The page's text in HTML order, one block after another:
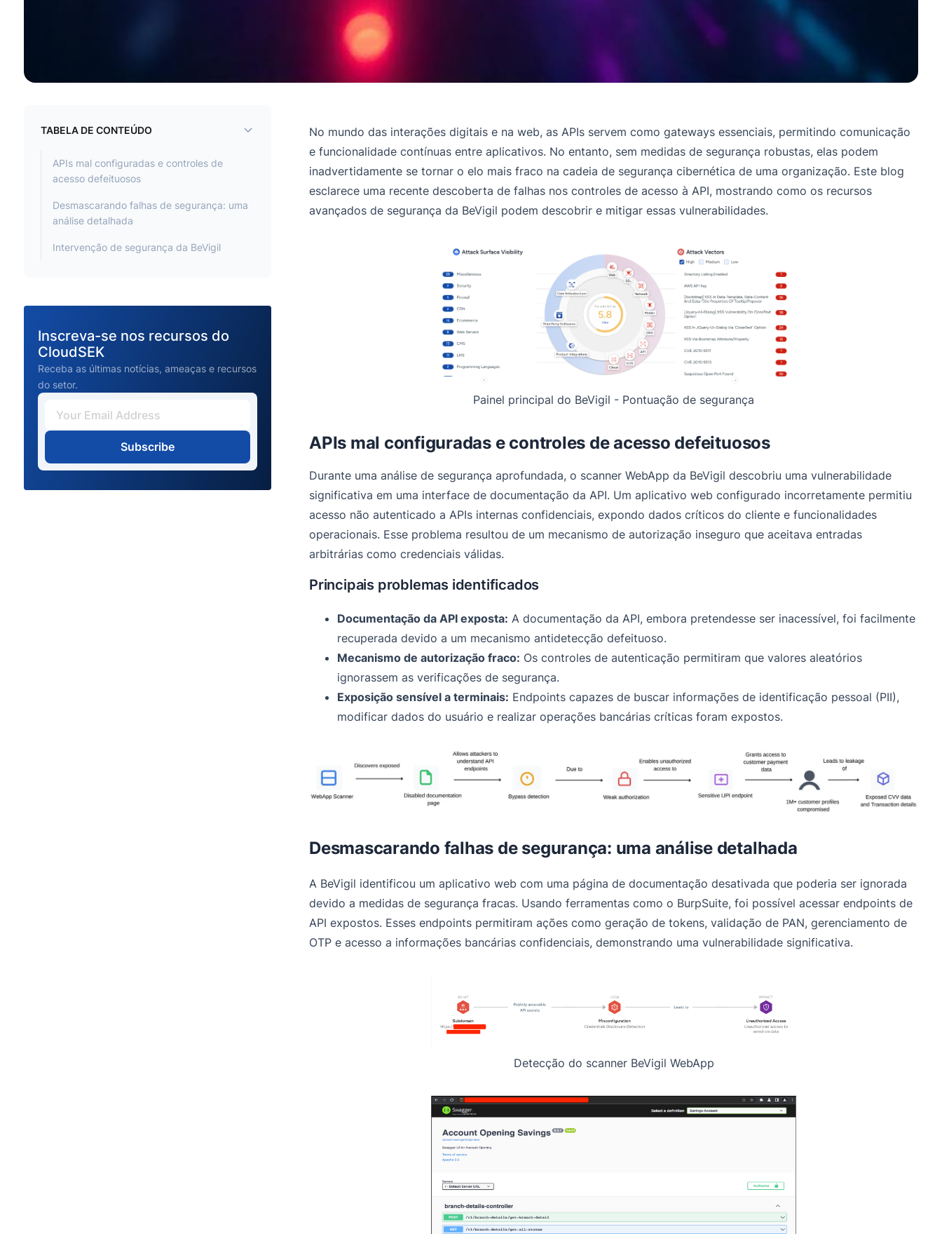
TABELA DE CONTEÚDO
APIs mal configuradas e controles de
acesso defeituosos
Desmascarando falhas de segurança: uma
análise detalhada
Intervenção de segurança da BeVigil
Inscreva-se nos recursos do
CloudSEK
Receba as últimas notícias, ameaças e recursos
do setor.
Subscribe
No mundo das interações digitais e na web, as APIs servem como gateways essenciais, permitindo comunicação
e funcionalidade contínuas entre aplicativos. No entanto, sem medidas de segurança robustas, elas podem
inadvertidamente se tornar o elo mais fraco na cadeia de segurança cibernética de uma organização. Este blog
esclarece uma recente descoberta de falhas nos controles de acesso à API, mostrando como os recursos
avançados de segurança da BeVigil podem descobrir e mitigar essas vulnerabilidades.
Painel principal do BeVigil - Pontuação de segurança
APIs mal configuradas e controles de acesso defeituosos
Durante uma análise de segurança aprofundada, o scanner WebApp da BeVigil descobriu uma vulnerabilidade
significativa em uma interface de documentação da API. Um aplicativo web configurado incorretamente permitiu
acesso não autenticado a APIs internas confidenciais, expondo dados críticos do cliente e funcionalidades
operacionais. Esse problema resultou de um mecanismo de autorização inseguro que aceitava entradas
arbitrárias como credenciais válidas.
Principais problemas identificados
Documentação da API exposta: A documentação da API, embora pretendesse ser inacessível, foi facilmente
recuperada devido a um mecanismo antidetecção defeituoso.
Mecanismo de autorização fraco: Os controles de autenticação permitiram que valores aleatórios
ignorassem as verificações de segurança.
Exposição sensível a terminais: Endpoints capazes de buscar informações de identificação pessoal (PII),
modificar dados do usuário e realizar operações bancárias críticas foram expostos.
Desmascarando falhas de segurança: uma análise detalhada
A BeVigil identificou um aplicativo web com uma página de documentação desativada que poderia ser ignorada
devido a medidas de segurança fracas. Usando ferramentas como o BurpSuite, foi possível acessar endpoints de
API expostos. Esses endpoints permitiram ações como geração de tokens, validação de PAN, gerenciamento de
OTP e acesso a informações bancárias confidenciais, demonstrando uma vulnerabilidade significativa.
Detecção do scanner BeVigil WebApp